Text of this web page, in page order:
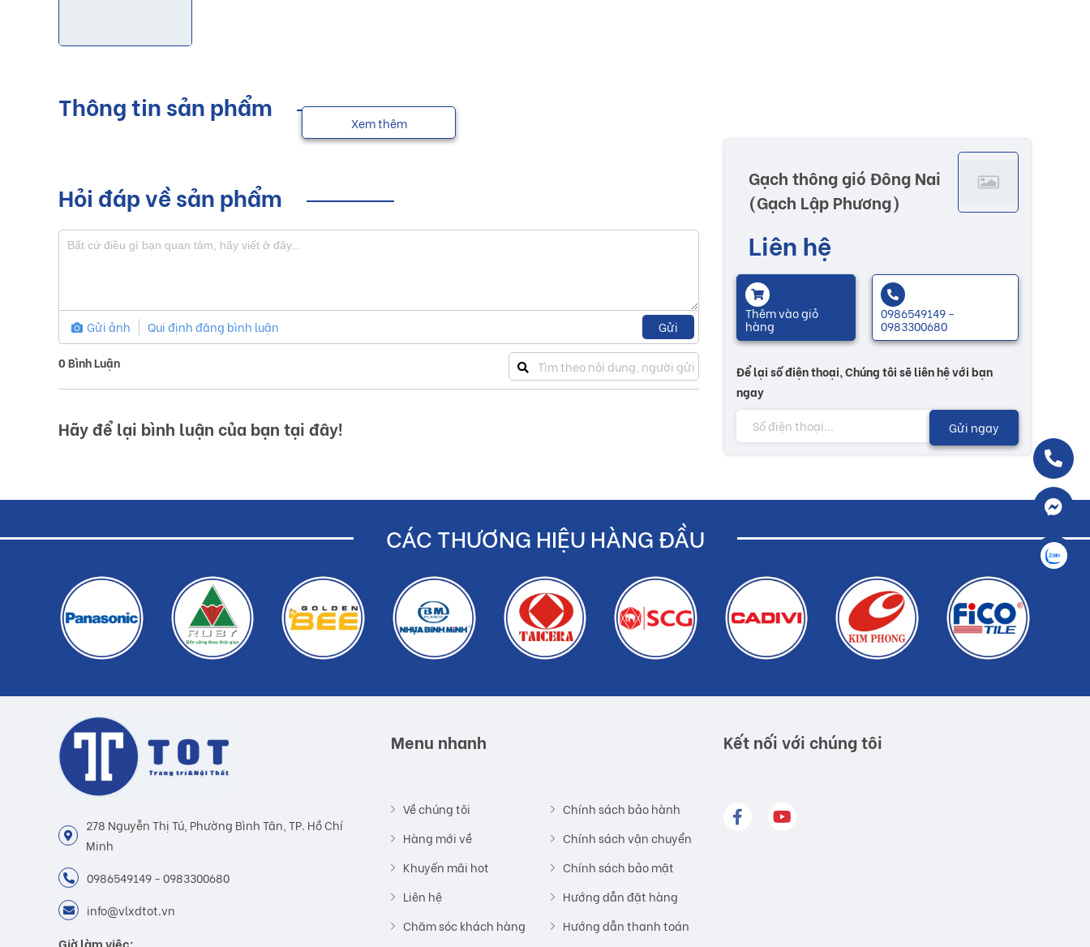
Thông tin sản phẩm
Xem thêm
Hỏi đáp về sản phẩm
Gửi ảnh Qui định đăng bình luận Gửi
0Bình Luận
Hãy để lại bình luận của bạn tại đây!
Gạch thông gió Đông Nai
(Gạch Lập Phương)
Liên hệ
Thêm vào giỏ
hàng
0986549149 -
0983300680
Để lại số điện thoại, Chúng tôi sẽ liên hệ với bạn
ngay
Gửi ngay
CÁC THƯƠNG HIỆU HÀNG ĐẦU
278 Nguyễn Thị Tú, Phường Bình Tân, TP. Hồ Chí
Minh
0986549149 - 0983300680
info@vlxdtot.vn
Giờ làm việc:
Menu nhanh
Về chúng tôi
Hàng mới về
Khuyến mãi hot
Liên hệ
Chăm sóc khách hàng
Chính sách bảo hành
Chính sách vận chuyển
Chính sách bảo mật
Hướng dẫn đặt hàng
Hướng dẫn thanh toán
Kết nối với chúng tôi